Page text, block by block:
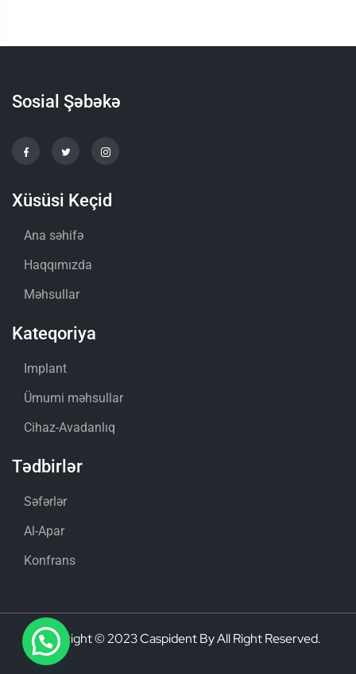
Sosial Şəbəkə
Xüsüsi Keçid
Ana səhifə
Haqqımızda
Məhsullar
Kateqoriya
Implant
Ümumi məhsullar
Cihaz-Avadanlıq
Tədbirlər
Səfərlər
Al-Apar
Konfrans
Copyright © 2023 Caspident By All Right Reserved.